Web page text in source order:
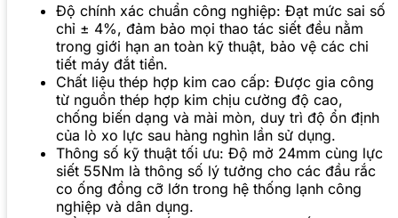
Độ chính xác chuẩn công nghiệp: Đạt mức sai số
chỉ ± 4%, đảm bảo mọi thao tác siết đều nằm
trong giới hạn an toàn kỹ thuật, bảo vệ các chi
tiết máy đắt tiền.
Chất liệu thép hợp kim cao cấp: Được gia công
từ nguồn thép hợp kim chịu cường độ cao,
chống biến dạng và mài mòn, duy trì độ ổn định
của lò xo lực sau hàng nghìn lần sử dụng.
Thông số kỹ thuật tối ưu: Độ mở 24mm cùng lực
siết 55Nm là thông số lý tưởng cho các đầu rắc
co ống đồng cỡ lớn trong hệ thống lạnh công
nghiệp và dân dụng.